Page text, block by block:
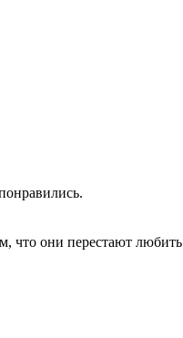
что они перестают любить